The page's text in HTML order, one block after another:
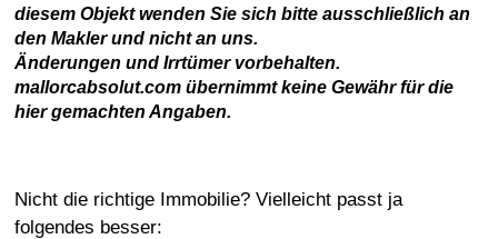
diesem Objekt wenden Sie sich bitte ausschließlich an
den Makler und nicht an uns.
Änderungen und Irrtümer vorbehalten.
mallorcabsolut.com übernimmt keine Gewähr für die
hier gemachten Angaben.
Nicht die richtige Immobilie? Vielleicht passt ja
folgendes besser: